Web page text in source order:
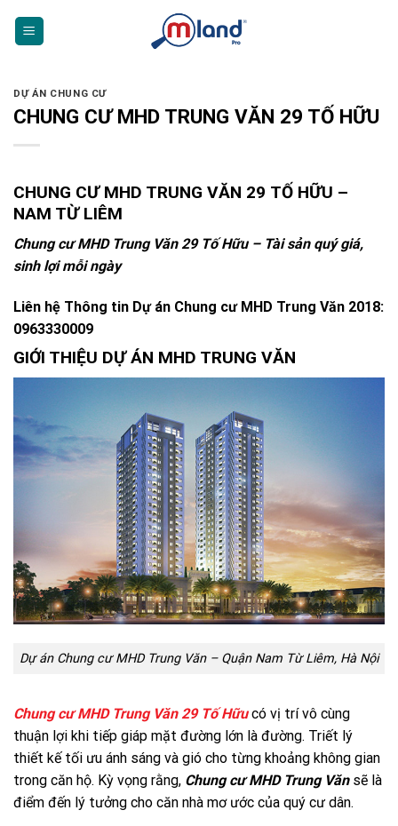
DỰ ÁN CHUNG CƯ
CHUNG CƯ MHD TRUNG VĂN 29 TỐ HỮU
CHUNG CƯ MHD TRUNG VĂN 29 TỐ HỮU –
NAM TỪ LIÊM
Chung cư MHD Trung Văn 29 Tố Hữu– Tài sản quý giá,
sinh lợi mỗi ngày
Liên hệ Thông tin Dự án Chung cư MHD Trung Văn 2018:
0963330009
GIỚI THIỆU DỰ ÁN MHD TRUNG VĂN
Dự án Chung cư MHD Trung Văn – Quận Nam Từ Liêm, Hà Nội
Chung cư MHD Trung Văn 29 Tố Hữucó vị trí vô cùng
thuận lợi khi tiếp giáp mặt đường lớn là đường. Triết lý
thiết kế tối ưu ánh sáng và gió cho từng khoảng không gian
trong căn hộ. Kỳ vọng rằng, Chung cư MHD Trung Văn sẽ là
điểm đến lý tưởng cho căn nhà mơ ước của quý cư dân.